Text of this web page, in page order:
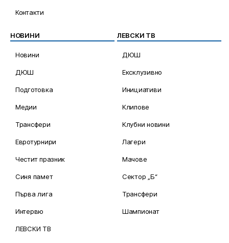
Контакти
НОВИНИ
Новини
ДЮШ
Подготовка
Медии
Трансфери
Евротурнири
Честит празник
Синя памет
Първа лига
Интервю
ЛЕВСКИ ТВ
ЛЕВСКИ ТВ
ДЮШ
Ексклузивно
Инициативи
Клипове
Клубни новини
Лагери
Мачове
Сектор „Б“
Трансфери
Шампионат